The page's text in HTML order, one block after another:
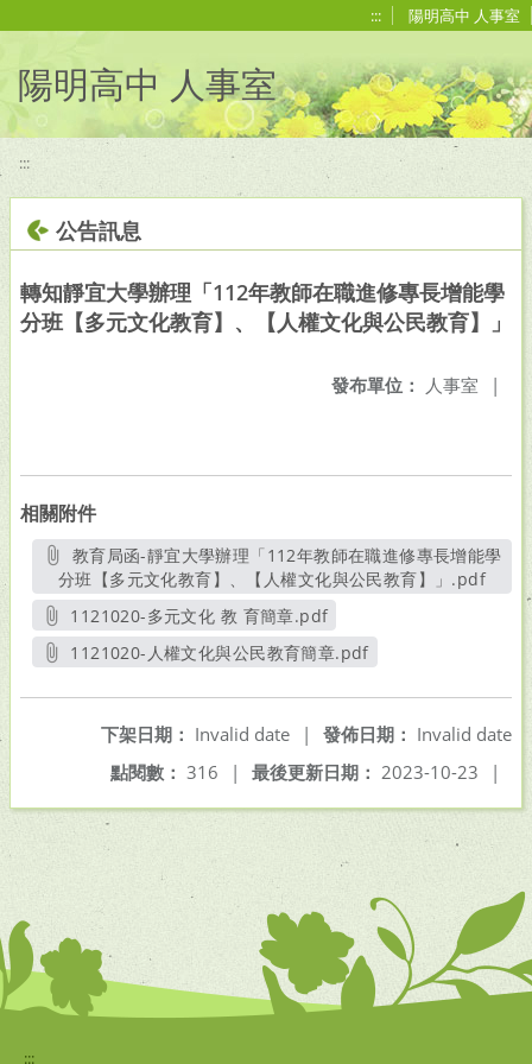
::: 陽明高中 人事室
陽明高中 人事室
:::
公告訊息
轉知靜宜大學辦理「112年教師在職進修專長增能學
分班【多元文化教育】、【人權文化與公民教育】」
發布單位： 人事室 |
相關附件
分班【多元文化教育】、【人權文化與公民教育】」.pdf另開
1121020-多元文化 教 育簡章.pdf
另開新視窗
1121020-人權文化與公民教育簡章.pdf
發佈日期： Invalid date
下架日期： Invalid date
|
最後更新日期： 2023-10-23 |
點閱數： 316 |
:::